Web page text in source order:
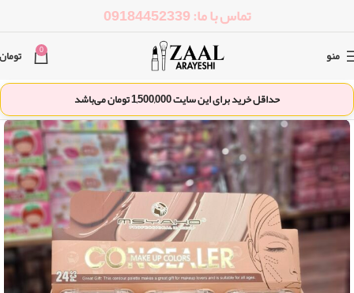
تماس با ما: 09184452339
منو 0 تومان
حداقل خرید برای این سایت1,500,000تومان می‌باشد